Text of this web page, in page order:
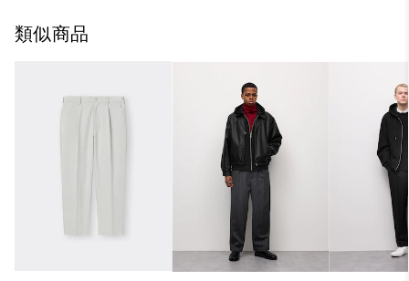
類似商品